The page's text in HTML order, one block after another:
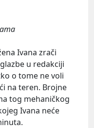
Ivana zrači
u redakciji
o tome ne voli
na teren. Brojne
tog mehaničkog
Ivana neće